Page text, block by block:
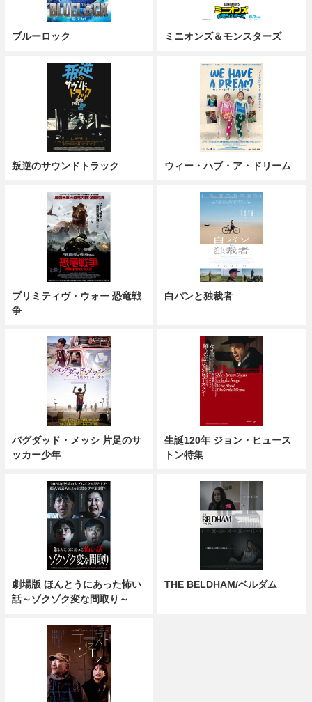
ブルーロック ミニオンズ＆モンスターズ
叛逆のサウンドトラック ウィー・ハブ・ア・ドリーム
プリミティヴ・ウォー 恐竜戦
争
白パンと独裁者
バグダッド・メッシ 片足のサ
ッカー少年
生誕120年 ジョン・ヒュース
トン特集
劇場版 ほんとうにあった怖い
話～ゾクゾク変な間取り～
THE BELDHAM/ベルダム